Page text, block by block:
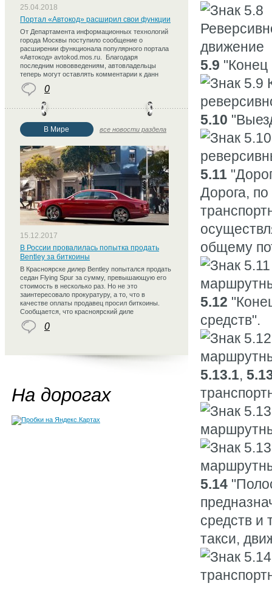
5.9 "Конец
5.10
5.11
Дорога,
общему
5.12
средств".
5.13.1,
5.14
средств и
такси,
25.04.2018
Портал «Автокод» расширил свои функции
От Департамента информационных технологий
города Москвы поступило сообщение о
расширении функционала популярного портала
«Автокод» avtokod.mos.ru. Благодаря
последним нововведениям, автовладельцы
теперь могут оставлять комментарии к данн
0
В Мире все новости раздела
15.12.2017
В России провалилась попытка продать
Bentley за биткоины
В Красноярске дилер Bentley попытался продать
седан Flying Spur за сумму, превышающую его
стоимость в несколько раз. Но не это
заинтересовало прокуратуру, а то, что в
качестве оплаты продавец просил биткоины.
Сообщается, что красноярский диле
0
На дорогах